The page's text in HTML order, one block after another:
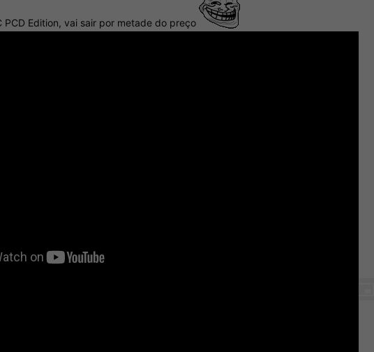
PCD Edition, vai sair por metade do preço